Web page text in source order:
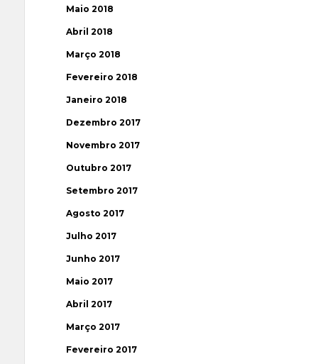
Maio 2018
Abril 2018
Março 2018
Fevereiro 2018
Janeiro 2018
Dezembro 2017
Novembro 2017
Outubro 2017
Setembro 2017
Agosto 2017
Julho 2017
Junho 2017
Maio 2017
Abril 2017
Março 2017
Fevereiro 2017